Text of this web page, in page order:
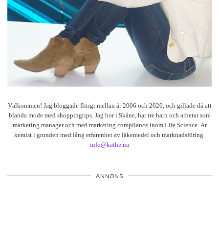
Välkommen! Jag bloggade flitigt mellan år 2006 och 2020, och gillade då att
blanda mode med shoppingtips. Jag bor i Skåne, har tre barn och arbetar som
marketing manager och med marketing compliance inom Life Science. Är
kemist i grunden med lång erfarenhet av läkemedel och marknadsföring.
info@kathe.nu
ANNONS